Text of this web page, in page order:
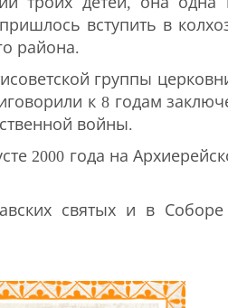
вступить в
района.
группы
к 8 годам
войны.
2000 года на
святых и в